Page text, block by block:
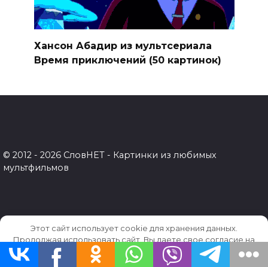
Хансон Абадир из мультсериала
Время приключений (50 картинок)
© 2012 - 2026 СловНЕТ - Картинки из любимых
мультфильмов
Этот сайт использует cookie для хранения данных.
Продолжая использовать сайт, Вы даете свое согласие на
работу с этими файлами.
OK